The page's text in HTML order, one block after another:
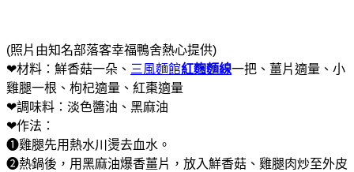
(照片由知名部落客幸福鴨舍熱心提供)
❤材料：鮮香菇一朵、 三風麵館紅麴麵線一把、薑片適量、小
雞腿一根、枸杞適量、紅棗適量
❤調味料：淡色醬油、黑麻油
❤作法：
❶雞腿先用熱水川燙去血水。
❷熱鍋後，用黑麻油爆香薑片，放入鮮香菇、雞腿肉炒至外皮